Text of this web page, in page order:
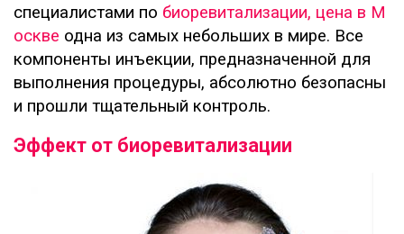
специалистами по биоревитализации, цена в М
оскве одна из самых небольших в мире. Все
компоненты инъекции, предназначенной для
выполнения процедуры, абсолютно безопасны
и прошли тщательный контроль.
Эффект от биоревитализации